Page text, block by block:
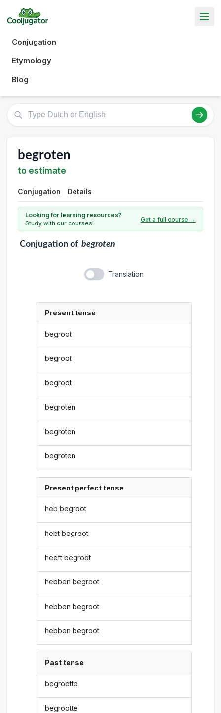
Conjugation
Etymology
Blog
begroten
to estimate
Conjugation Details
Looking for learning resources?
Study with our courses!
Get a full course →
Conjugationof begroten
Translation
Present tense
begroot
begroot
begroot
begroten
begroten
begroten
Present perfect tense
heb begroot
hebt begroot
heeft begroot
hebben begroot
hebben begroot
hebben begroot
Past tense
begrootte
begrootte